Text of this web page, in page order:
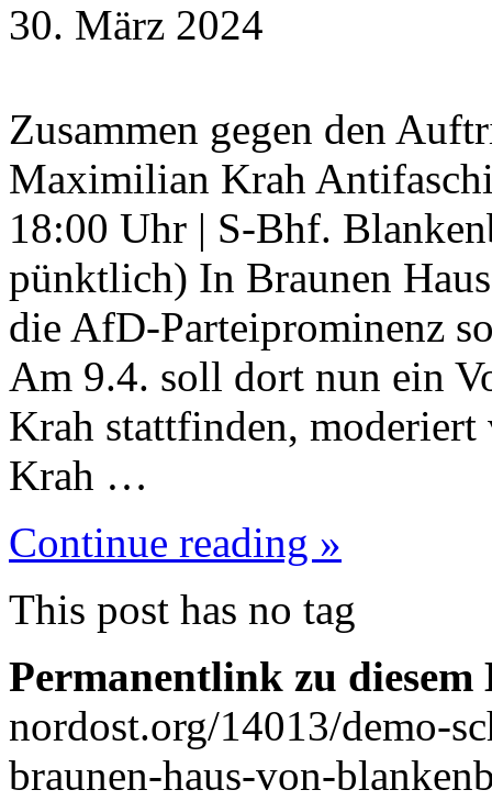
30. März 2024
Zusammen gegen den
Maximilian Krah
18:00 Uhr | S-Bhf.
pünktlich) In Braunen
die AfD-Parteiprominenz
Am 9.4. soll dort nun ein
Krah stattfinden,
Krah …
Continue reading »
This post has no tag
Permanentlink zu
nordost.org/14013/demo-
braunen-haus-von-